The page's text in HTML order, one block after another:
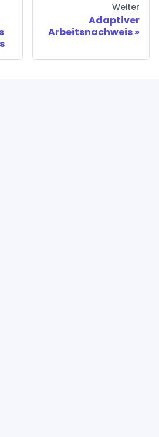
Weiter
Adaptiver
Arbeitsnachweis